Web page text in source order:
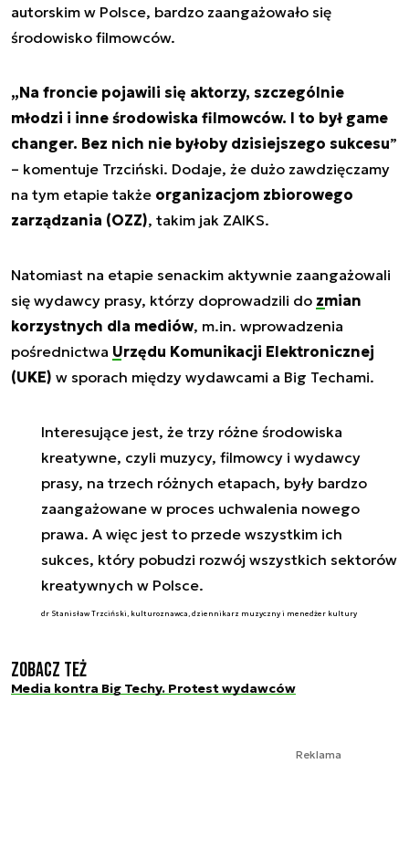
autorskim w Polsce, bardzo zaangażowało się
środowisko filmowców.
„Na froncie pojawili się aktorzy, szczególnie
młodzi i inne środowiska filmowców. I to był game
changer. Bez nich nie byłoby dzisiejszego sukcesu”
– komentuje Trzciński. Dodaje, że dużo zawdzięczamy
na tym etapie także organizacjom zbiorowego
zarządzania (OZZ), takim jak ZAIKS.
Natomiast na etapie senackim aktywnie zaangażowali
się wydawcy prasy, którzy doprowadzili do zmian
korzystnych dla mediów, m.in. wprowadzenia
pośrednictwa Urzędu Komunikacji Elektronicznej
(UKE) w sporach między wydawcami a Big Techami.
Interesujące jest, że trzy różne środowiska
kreatywne, czyli muzycy, filmowcy i wydawcy
prasy, na trzech różnych etapach, były bardzo
zaangażowane w proces uchwalenia nowego
prawa. A więc jest to przede wszystkim ich
sukces, który pobudzi rozwój wszystkich sektorów
kreatywnych w Polsce.
dr Stanisław Trzciński, kulturoznawca, dziennikarz muzyczny i menedżer kultury
Zobacz też
Media kontra Big Techy. Protest wydawców
Reklama